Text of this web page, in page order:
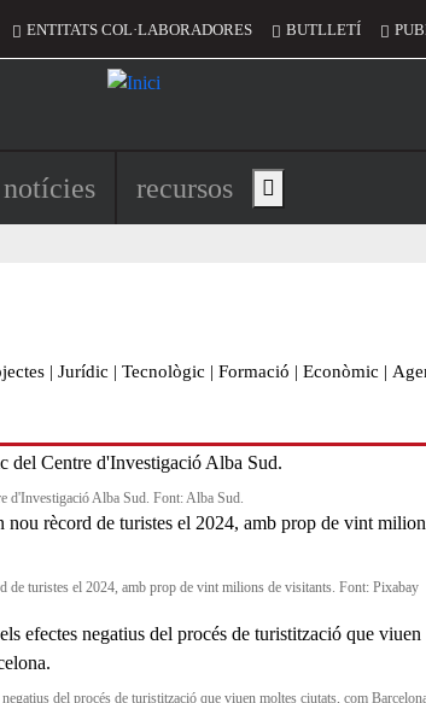
d'usuari
ENTITATS COL·LABORADORES BUTLLETÍ
Navegació principal de
notícies recursos Show main menu
| Jurídic | Tecnològic | Formació | Econòmic |
d'Investigació Alba Sud. Font: Alba Sud.
de turistes el 2024, amb prop de vint milions de visitants. Font: Pixabay
del procés de turistització que viuen moltes ciutats, com